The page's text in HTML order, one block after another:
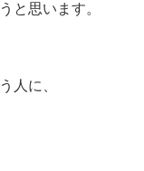
と思います。
人に、